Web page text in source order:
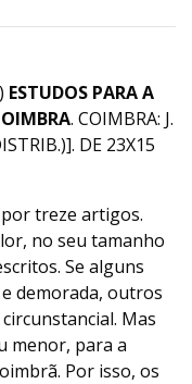
ESTUDOS PARA A
. COIMBRA: J.
DE 23X15
treze artigos.
no seu tamanho
Se alguns
demorada, outros
Mas
menor, para a
Por isso, os